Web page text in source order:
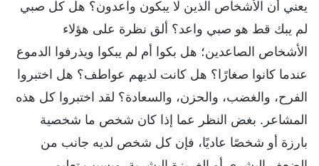
يعني أن الأشخاص الذين لا يبكون واعدون؟ هل كل صبي
لم يبك قط هو صبي واعد؟ ألق نظرة على هؤلاء
الأشخاص الصاعدين؛ هل بكوا أم لم يبكوا ويذرفوا الدموع
عندما كانوا صغارًا؟ هل كانت لديهم عواطف؟ هل اختبروا
الفرح، والغضب، والحزن، والسعادة؟ لقد اختبروا كل هذه
المشاعر. بغض النظر عما إذا كان شخص ما شخصية
بارزة أو شخصًا عاديًا، فإن كل شخص لديه جانب من